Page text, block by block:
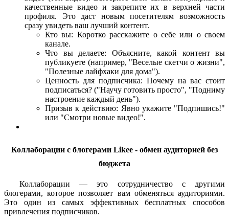
качественные видео и закрепите их в верхней части
профиля. Это даст новым посетителям возможность
сразу увидеть ваш лучший контент.
Кто вы: Коротко расскажите о себе или о своем
канале.
Что вы делаете: Объясните, какой контент вы
публикуете (например, "Веселые скетчи о жизни",
"Полезные лайфхаки для дома").
Ценность для подписчика: Почему на вас стоит
подписаться? ("Научу готовить просто", "Подниму
настроение каждый день").
Призыв к действию: Явно укажите "Подпишись!"
или "Смотри новые видео!".
Коллаборации с блогерами Likee - обмен аудиторией без
бюджета
Коллаборации — это сотрудничество с другими
блогерами, которое позволяет вам обменяться аудиториями.
Это один из самых эффективных бесплатных способов
привлечения подписчиков.